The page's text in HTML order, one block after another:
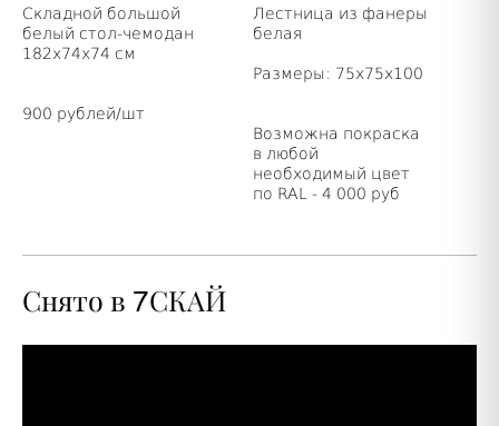
Складной большой
белый стол-чемодан
182х74х74 см
900 рублей/шт
Лестница из фанеры
белая
Размеры: 75х75х100
Возможна покраска
в любой
необходимый цвет
по RAL - 4 000 руб
Снято в 7СКАЙ